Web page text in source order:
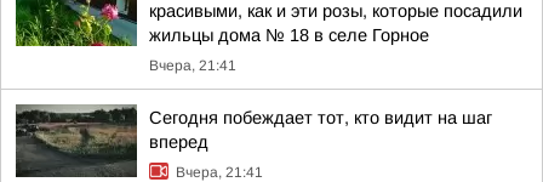
красивыми, как и эти розы, которые посадили
жильцы дома № 18 в селе Горное
Вчера, 21:41
Сегодня побеждает тот, кто видит на шаг
вперед
Вчера, 21:41